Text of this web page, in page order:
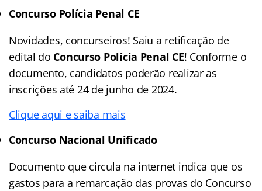
Concurso Polícia Penal CE
Novidades, concurseiros! Saiu a retificação de
edital do Concurso Polícia Penal CE! Conforme o
documento, candidatos poderão realizar as
inscrições até 24 de junho de 2024.
Clique aqui e saiba mais
Concurso Nacional Unificado
Documento que circula na internet indica que os
gastos para a remarcação das provas do Concurso